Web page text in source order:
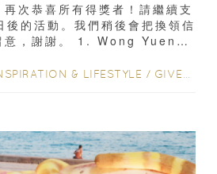
次恭喜所有得獎者！請繼續支
的活動。我們稍後會把換領信
意，謝謝。 1. Wong Yuen
4. Chan Yuet Heung
& LIFESTYLE / GIVEAWAY